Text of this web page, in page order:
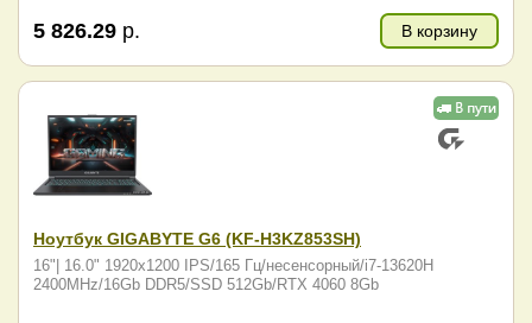
5 826.29 р. В корзину
Ноутбук GIGABYTE G6 (KF-H3KZ853SH)
16"| 16.0" 1920x1200 IPS/165 Гц/несенсорный/i7-13620H
2400MHz/16Gb DDR5/SSD 512Gb/RTX 4060 8Gb